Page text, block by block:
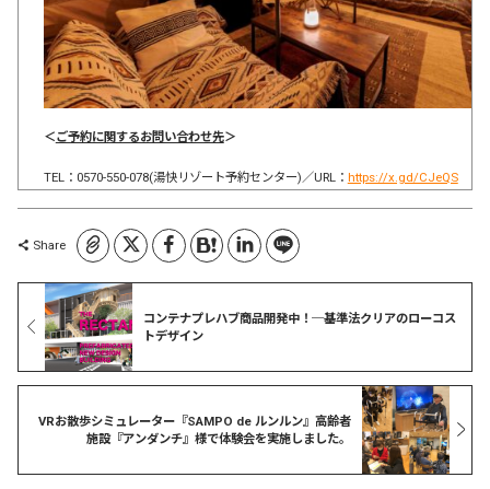
＜ご予約に関するお問い合わせ先＞
TEL：0570-550-078(湯快リゾート予約センター)／URL： https://x.gd/CJeQS
Shareコピーしました
コンテナプレハブ商品開発中！─基準法クリアのローコス
トデザイン
VRお散歩シミュレーター『SAMPO de ルンルン』高齢者
施設『アンダンチ』様で体験会を実施しました。